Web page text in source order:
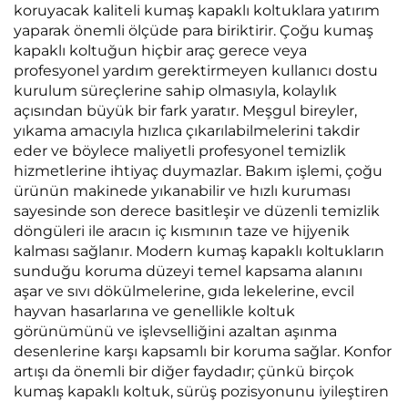
koruyacak kaliteli kumaş kapaklı koltuklara yatırım
yaparak önemli ölçüde para biriktirir. Çoğu kumaş
kapaklı koltuğun hiçbir araç gerece veya
profesyonel yardım gerektirmeyen kullanıcı dostu
kurulum süreçlerine sahip olmasıyla, kolaylık
açısından büyük bir fark yaratır. Meşgul bireyler,
yıkama amacıyla hızlıca çıkarılabilmelerini takdir
eder ve böylece maliyetli profesyonel temizlik
hizmetlerine ihtiyaç duymazlar. Bakım işlemi, çoğu
ürünün makinede yıkanabilir ve hızlı kuruması
sayesinde son derece basitleşir ve düzenli temizlik
döngüleri ile aracın iç kısmının taze ve hijyenik
kalması sağlanır. Modern kumaş kapaklı koltukların
sunduğu koruma düzeyi temel kapsama alanını
aşar ve sıvı dökülmelerine, gıda lekelerine, evcil
hayvan hasarlarına ve genellikle koltuk
görünümünü ve işlevselliğini azaltan aşınma
desenlerine karşı kapsamlı bir koruma sağlar. Konfor
artışı da önemli bir diğer faydadır; çünkü birçok
kumaş kapaklı koltuk, sürüş pozisyonunu iyileştiren